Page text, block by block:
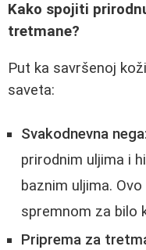
Kako spojiti
tretmane?
Put ka savršenoj
saveta:
Svakodnevna nega:
prirodnim uljima i
baznim uljima.
spremnom za bilo
Priprema za